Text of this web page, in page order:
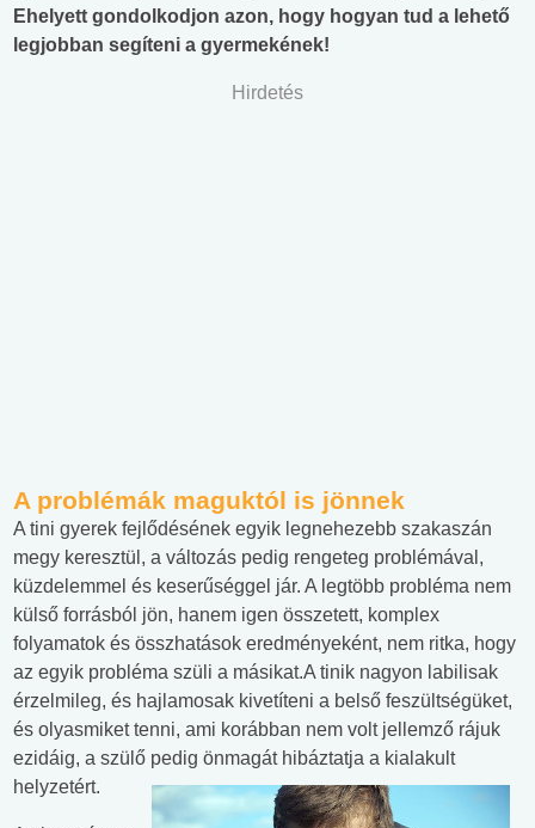
Ehelyett gondolkodjon azon, hogy hogyan tud a lehető
legjobban segíteni a gyermekének!
Hirdetés
A problémák maguktól is jönnek
A tini gyerek fejlődésének egyik legnehezebb szakaszán
megy keresztül, a változás pedig rengeteg problémával,
küzdelemmel és keserűséggel jár. A legtöbb probléma nem
külső forrásból jön, hanem igen összetett, komplex
folyamatok és összhatások eredményeként, nem ritka, hogy
az egyik probléma szüli a másikat.A tinik nagyon labilisak
érzelmileg, és hajlamosak kivetíteni a belső feszültségüket,
és olyasmiket tenni, ami korábban nem volt jellemző rájuk
ezidáig, a szülő pedig önmagát hibáztatja a kialakult
helyzetért.